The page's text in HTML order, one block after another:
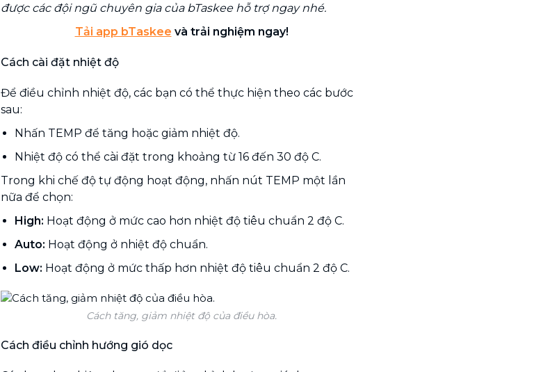
được các đội ngũ chuyên gia của bTaskee hỗ trợ ngay nhé.
Tải app bTaskee và trải nghiệm ngay!
Cách cài đặt nhiệt độ
Để điều chỉnh nhiệt độ, các bạn có thể thực hiện theo các bước
sau:
Nhấn TEMP để tăng hoặc giảm nhiệt độ.
Nhiệt độ có thể cài đặt trong khoảng từ 16 đến 30 độ C.
Trong khi chế độ tự động hoạt động, nhấn nút TEMP một lần
nữa để chọn:
High: Hoạt động ở mức cao hơn nhiệt độ tiêu chuẩn 2 độ C.
Auto: Hoạt động ở nhiệt độ chuẩn.
Low: Hoạt động ở mức thấp hơn nhiệt độ tiêu chuẩn 2 độ C.
Cách tăng, giảm nhiệt độ của điều hòa.
Cách điều chỉnh hướng gió dọc